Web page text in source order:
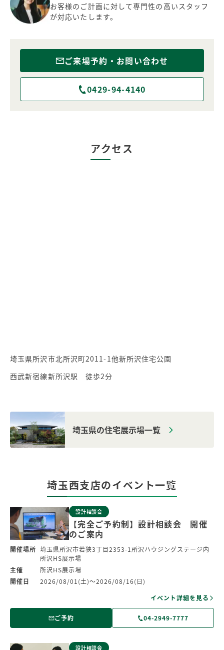
お客様のご計画に対して専門性の高いスタッフ
が対応いたします。
ご来場予約・お問い合わせ
0429-94-4140
アクセス
埼玉県所沢市北所沢町2011-1他新所沢住宅公園
西武新宿線新所沢駅 徒歩2分
埼玉県の住宅展示場一覧
埼玉西支店のイベント一覧
設計相談会
【完全ご予約制】設計相談会 開催
のご案内
開催場所 埼玉県所沢市若狭3丁目2353-1所沢ハウジングステージ内
所沢HS展示場
主催
所沢HS展示場
開催日
2026/08/01(土)～2026/08/16(日)
イベント詳細を見る
ご予約 04-2949-7777
設計相談会